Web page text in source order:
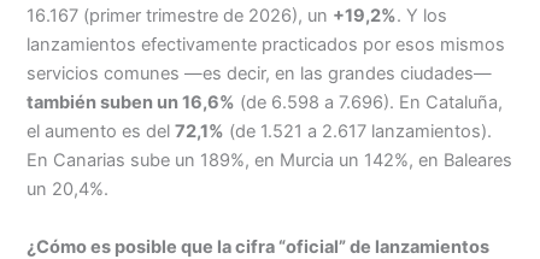
16.167 (primer trimestre de 2026), un +19,2%. Y los
lanzamientos efectivamente practicados por esos mismos
servicios comunes —es decir, en las grandes ciudades—
también suben un 16,6% (de 6.598 a 7.696). En Cataluña,
el aumento es del72,1% (de 1.521 a 2.617 lanzamientos).
En Canarias sube un 189%, en Murcia un 142%, en Baleares
un 20,4%.
¿Cómo es posible que la cifra “oficial” de lanzamientos